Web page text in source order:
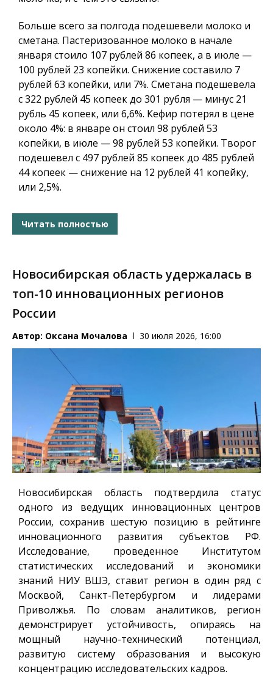
Больше всего за полгода подешевели молоко и
сметана. Пастеризованное молоко в начале
января стоило 107 рублей 86 копеек, а в июле —
100 рублей 23 копейки. Снижение составило 7
рублей 63 копейки, или 7%. Сметана подешевела
с 322 рублей 45 копеек до 301 рубля — минус 21
рубль 45 копеек, или 6,6%. Кефир потерял в цене
около 4%: в январе он стоил 98 рублей 53
копейки, в июле — 98 рублей 53 копейки. Творог
подешевел с 497 рублей 85 копеек до 485 рублей
44 копеек — снижение на 12 рублей 41 копейку,
или 2,5%.
Читать полностью
Новосибирская область удержалась в
топ-10 инновационных регионов
России
Автор: Оксана Мочалова 30 июля 2026, 16:00
Новосибирская область подтвердила статус
одного из ведущих инновационных центров
России, сохранив шестую позицию в рейтинге
инновационного развития субъектов РФ.
Исследование, проведенное Институтом
статистических исследований и экономики
знаний НИУ ВШЭ, ставит регион в один ряд с
Москвой, Санкт-Петербургом и лидерами
Приволжья. По словам аналитиков, регион
демонстрирует устойчивость, опираясь на
мощный научно-технический потенциал,
развитую систему образования и высокую
концентрацию исследовательских кадров.